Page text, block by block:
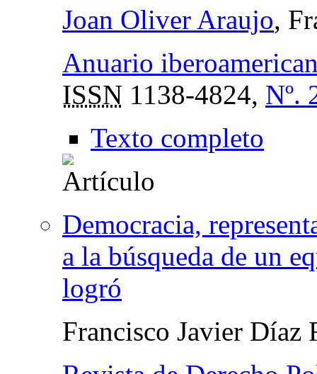
Joan Oliver Araujo,
Anuario
ISSN 1138-4824, Nº.
Texto completo
Democracia,
a la búsqueda de un
logró
Francisco Javier Díaz